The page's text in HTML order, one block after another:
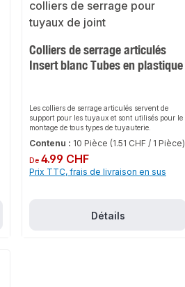
Colliers de serrage articulés
Insert blanc Tubes en plastique
Les colliers de serrage articulés servent de
support pour les tuyaux et sont utilisés pour le
montage de tous types de tuyauterie.
Contenu : 10 Pièce (1.51 CHF / 1 Pièce)
Prix régulier :
De4.99 CHF
Prix TTC, frais de livraison en sus
Détails